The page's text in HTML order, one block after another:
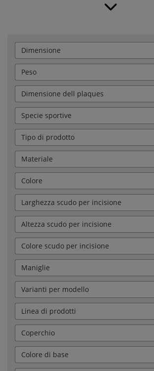
Dimensione
Peso
Dimensione dell plaques
Specie sportive
Tipo di prodotto
Materiale
Colore
Larghezza scudo per incisione
Altezza scudo per incisione
Colore scudo per incisione
Maniglie
Varianti per modello
Linea di prodotti
Coperchio
Colore di base